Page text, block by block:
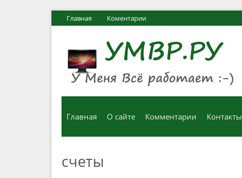
Главная Коментарии
Главная О сайте Комментарии Контакты
счеты